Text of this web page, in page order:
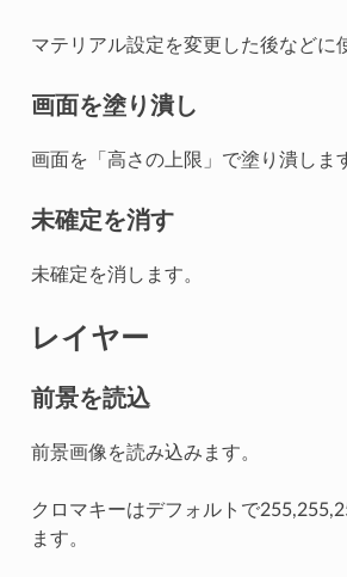
マテリアル設定を変更した後などに
画面を塗り潰し
画面を「高さの上限」で塗り潰しま
未確定を消す
未確定を消します。
レイヤー
前景を読込
前景画像を読み込みます。
クロマキーはデフォルトで
ます。